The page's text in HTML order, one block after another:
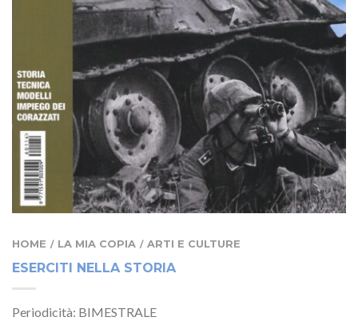
HOME / LA MIA COPIA / ARTI E CULTURE
ESERCITI NELLA STORIA
Periodicità: BIMESTRALE